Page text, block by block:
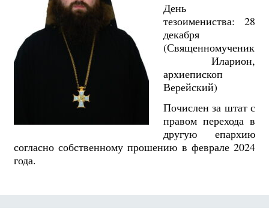
День
тезоимениства: 28
декабря
(Священномученик
Иларион,
архиепископ
Верейский)
Почислен за штат с
правом перехода в
другую епархию
согласно собственному прошению в феврале 2024
года.